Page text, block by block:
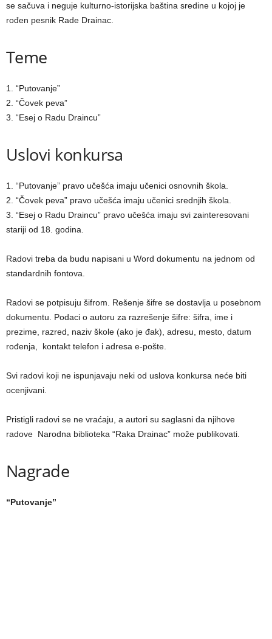
se sačuva i neguje kulturno-istorijska baština sredine u kojoj je
rođen pesnik Rade Drainac.
Teme
1. “Putovanje”
2. “Čovek peva”
3. “Esej o Radu Draincu”
Uslovi konkursa
1. “Putovanje” pravo učešća imaju učenici osnovnih škola.
2. “Čovek peva” pravo učešća imaju učenici srednjih škola.
3. “Esej o Radu Draincu” pravo učešća imaju svi zainteresovani
stariji od 18. godina.
Radovi treba da budu napisani u Word dokumentu na jednom od
standardnih fontova.
Radovi se potpisuju šifrom. Rešenje šifre se dostavlja u posebnom
dokumentu. Podaci o autoru za razrešenje šifre: šifra, ime i
prezime, razred, naziv škole (ako je đak), adresu, mesto, datum
rođenja, kontakt telefon i adresa e-pošte.
Svi radovi koji ne ispunjavaju neki od uslova konkursa neće biti
ocenjivani.
Pristigli radovi se ne vraćaju, a autori su saglasni da njihove
radove Narodna biblioteka “Raka Drainac” može publikovati.
Nagrade
“Putovanje”